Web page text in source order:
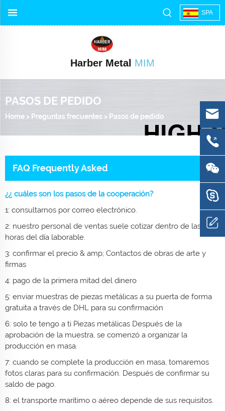
SPA
Harber Metal MIM
PASOS DE PEDIDO
Home > Preguntas frecuentes > Pasos de pedido
FAQ Frequently Asked
¿¿ cuáles son los pasos de la cooperación?
1: consultarnos por correo electrónico.
2: nuestro personal de ventas suele cotizar dentro de las 1 - 2
horas del día laborable.
3: confirmar el precio & amp; Contactos de obras de arte y
firmas
4: pago de la primera mitad del dinero
5: enviar muestras de piezas metálicas a su puerta de forma
gratuita a través de DHL para su confirmación
6: solo te tengo a ti Piezas metálicas Después de la
aprobación de la muestra, se comenzó a organizar la
producción en masa.
7: cuando se complete la producción en masa, tomaremos
fotos claras para su confirmación. Después de confirmar su
saldo de pago.
8: el transporte marítimo o aéreo depende de sus requisitos.